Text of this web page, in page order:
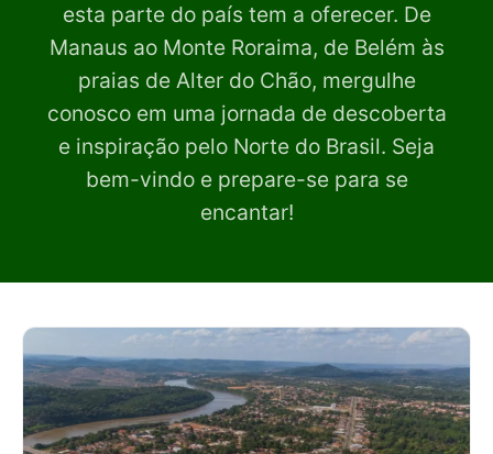
esta parte do país tem a oferecer. De
Manaus ao Monte Roraima, de Belém às
praias de Alter do Chão, mergulhe
conosco em uma jornada de descoberta
e inspiração pelo Norte do Brasil. Seja
bem-vindo e prepare-se para se
encantar!